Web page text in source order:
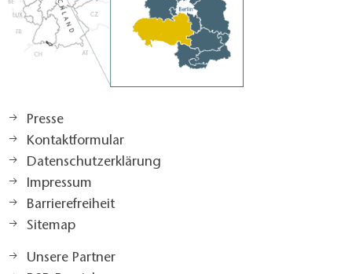
Presse
Kontaktformular
Datenschutzerklärung
Impressum
Barrierefreiheit
Sitemap
Unsere Partner